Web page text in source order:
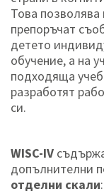
Това позволява
препоръчат
детето
обучение, а на
подходяща
разработят
си.
WISC-IV
допълнителни
отделни скали: